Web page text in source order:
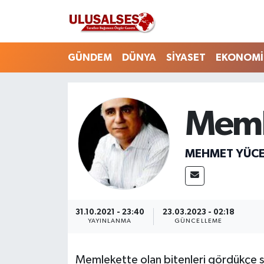
GÜNDEM DÜNYA SİYASET EKONOMİ
MEHMET
31.10.2021 - 23:40
YAYINLANMA
23.03.2023 - 02:18
GÜNCELLEME
Memlekette olan bitenleri gördükçe
GÜNDEM
DÜNYA
EKONOMİ
Hava Durumu
Trafik Durumu
Süper Lig Puan Durumu ve Fikstür
Tüm Manşetler
Son Dakika Haberleri